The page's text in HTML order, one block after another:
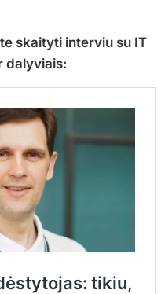
skaityti interviu su IT
dalyviais: